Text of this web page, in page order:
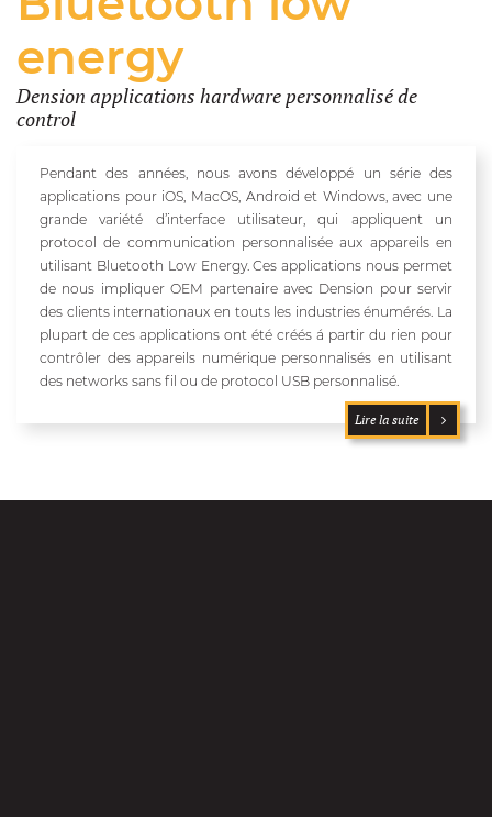
energy
Dension applications hardware personnalisé de
control
Pendant des années, nous avons développé un série des
applications pour iOS, MacOS, Android et Windows, avec une
grande variété d’interface utilisateur, qui appliquent un
protocol de communication personnalisée aux appareils en
utilisant Bluetooth Low Energy. Ces applications nous permet
de nous impliquer OEM partenaire avec Dension pour servir
des clients internationaux en touts les industries énumérés. La
plupart de ces applications ont été créés á partir du rien pour
contrôler des appareils numérique personnalisés en utilisant
des networks sans fil ou de protocol USB personnalisé.
Lire la suite